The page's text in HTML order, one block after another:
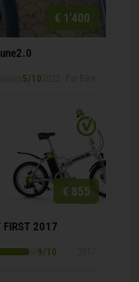
€ 1'400
5/10
€ 855
FIRST 2017
9/10